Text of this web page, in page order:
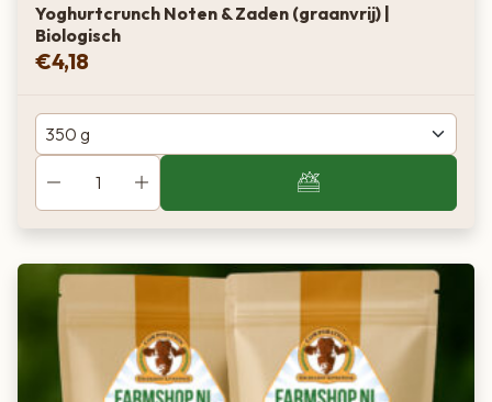
Yoghurtcrunch Noten & Zaden (graanvrij) |
Biologisch
€4,18